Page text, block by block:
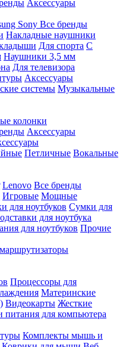
Аксессуары
Sony Все бренды
Накладные наушники
Для спорта С
Наушники 3,5 мм
Для телевизора
Аксессуары
системы Музыкальные
колонки
Аксессуары
Петличные Вокальные
Lenovo Все бренды
Игровые Мощные
для ноутбуков Сумки для
для ноутбука
для ноутбуков Прочие
Процессоры для
Материнские
Видеокарты Жесткие
питания для компьютера
Комплекты мышь и